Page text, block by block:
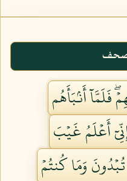
فَلَمَّآ أَنۢبَأَهُم
أَعۡلَمُ غَيۡبَ
وَمَا كُنتُمۡ